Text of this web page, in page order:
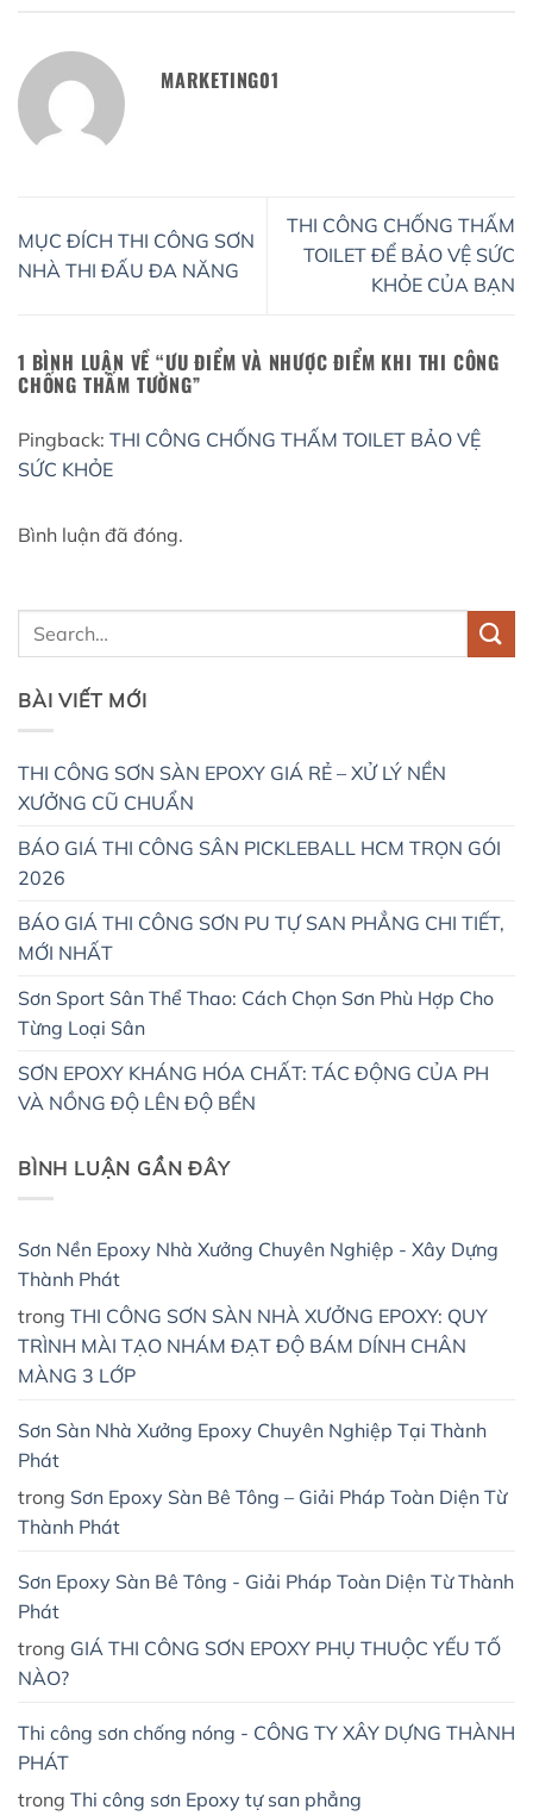
MARKETING01
MỤC ĐÍCH THI CÔNG SƠN
NHÀ THI ĐẤU ĐA NĂNG
THI CÔNG CHỐNG THẤM
TOILET ĐỂ BẢO VỆ SỨC
KHỎE CỦA BẠN
1 BÌNH LUẬN VỀ “ƯU ĐIỂM VÀ NHƯỢC ĐIỂM KHI THI CÔNG
CHỐNG THẤM TƯỜNG”
Pingback: THI CÔNG CHỐNG THẤM TOILET BẢO VỆ
SỨC KHỎE
Bình luận đã đóng.
BÀI VIẾT MỚI
THI CÔNG SƠN SÀN EPOXY GIÁ RẺ – XỬ LÝ NỀN
XƯỞNG CŨ CHUẨN
BÁO GIÁ THI CÔNG SÂN PICKLEBALL HCM TRỌN GÓI
2026
BÁO GIÁ THI CÔNG SƠN PU TỰ SAN PHẲNG CHI TIẾT,
MỚI NHẤT
Sơn Sport Sân Thể Thao: Cách Chọn Sơn Phù Hợp Cho
Từng Loại Sân
SƠN EPOXY KHÁNG HÓA CHẤT: TÁC ĐỘNG CỦA PH
VÀ NỒNG ĐỘ LÊN ĐỘ BỀN
BÌNH LUẬN GẦN ĐÂY
Sơn Nền Epoxy Nhà Xưởng Chuyên Nghiệp - Xây Dựng
Thành Phát
trong THI CÔNG SƠN SÀN NHÀ XƯỞNG EPOXY: QUY
TRÌNH MÀI TẠO NHÁM ĐẠT ĐỘ BÁM DÍNH CHÂN
MÀNG 3 LỚP
Sơn Sàn Nhà Xưởng Epoxy Chuyên Nghiệp Tại Thành
Phát
trong Sơn Epoxy Sàn Bê Tông – Giải Pháp Toàn Diện Từ
Thành Phát
Sơn Epoxy Sàn Bê Tông - Giải Pháp Toàn Diện Từ Thành
Phát
trong GIÁ THI CÔNG SƠN EPOXY PHỤ THUỘC YẾU TỐ
NÀO?
Thi công sơn chống nóng - CÔNG TY XÂY DỰNG THÀNH
PHÁT
trong Thi công sơn Epoxy tự san phẳng